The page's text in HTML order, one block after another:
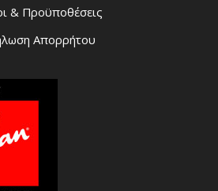
& Προϋποθέσεις
Απορρήτου